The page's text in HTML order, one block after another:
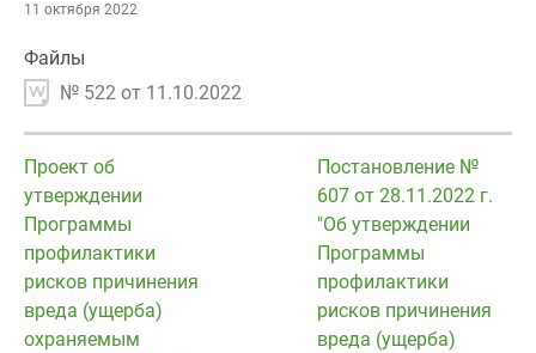
11 октября 2022
Файлы
№ 522 от 11.10.2022
Проект об
утверждении
Программы
профилактики
рисков причинения
вреда (ущерба)
охраняемым
Постановление №
607 от 28.11.2022 г.
"Об утверждении
Программы
профилактики
рисков причинения
вреда (ущерба)